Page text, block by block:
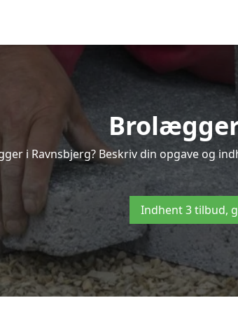
i Ravnsbjerg? Beskriv din opgave og
Indhent 3 tilbud,